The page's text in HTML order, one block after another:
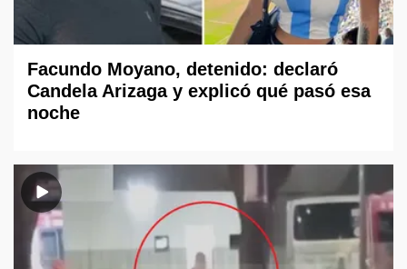
Facundo Moyano, detenido: declaró
Candela Arizaga y explicó qué pasó esa
noche